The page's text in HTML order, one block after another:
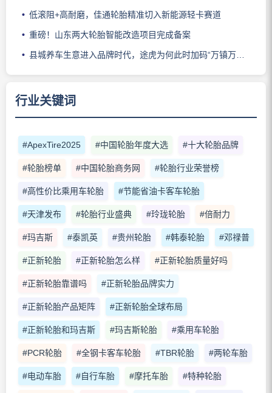
低滚阻+高耐磨，佳通轮胎精准切入新能源轻卡赛道
重磅！山东两大轮胎智能改造项目完成备案
县城养车生意进入品牌时代，途虎为何此时加码“万镇万店”？
行业关键词
#ApexTire2025 #中国轮胎年度大选 #十大轮胎品牌
#轮胎榜单 #中国轮胎商务网 #轮胎行业荣誉榜
#高性价比乘用车轮胎 #节能省油卡客车轮胎
#天津发布 #轮胎行业盛典 #玲珑轮胎 #倍耐力
#玛吉斯 #泰凯英 #贵州轮胎 #韩泰轮胎 #邓禄普
#正新轮胎 #正新轮胎怎么样 #正新轮胎质量好吗
#正新轮胎靠谱吗 #正新轮胎品牌实力
#正新轮胎产品矩阵 #正新轮胎全球布局
#正新轮胎和玛吉斯 #玛吉斯轮胎 #乘用车轮胎
#PCR轮胎 #全钢卡客车轮胎 #TBR轮胎 #两轮车胎
#电动车胎 #自行车胎 #摩托车胎 #特种轮胎